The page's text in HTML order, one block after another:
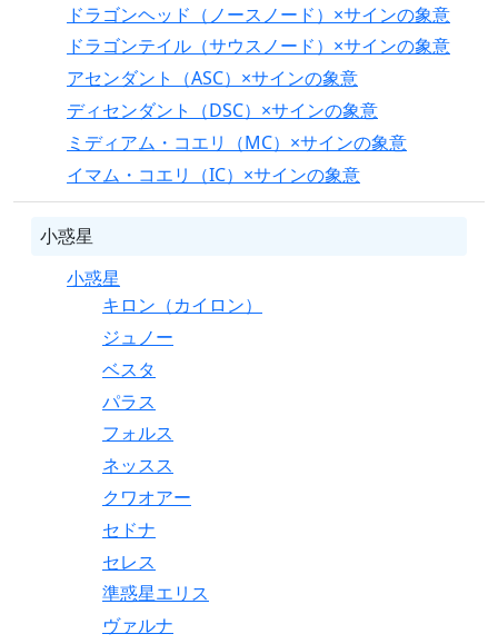
ドラゴンヘッド（ノースノード）×サインの象意
ドラゴンテイル（サウスノード）×サインの象意
アセンダント（ASC）×サインの象意
ディセンダント（DSC）×サインの象意
ミディアム・コエリ（MC）×サインの象意
イマム・コエリ（IC）×サインの象意
小惑星
小惑星
キロン（カイロン）
ジュノー
ベスタ
パラス
フォルス
ネッスス
クワオアー
セドナ
セレス
準惑星エリス
ヴァルナ